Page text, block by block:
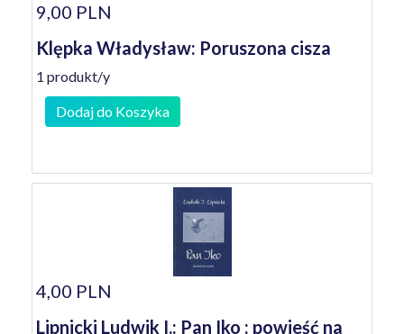
9,00 PLN
Klępka Władysław: Poruszona cisza
1 produkt/y
Dodaj do Koszyka
4,00 PLN
Lipnicki Ludwik I.: Pan Iko : powieść na